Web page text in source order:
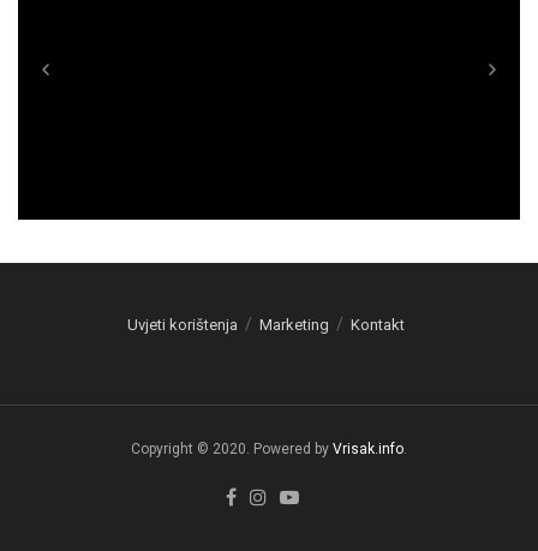
Uvjeti korištenja Marketing Kontakt
Copyright © 2020. Powered by Vrisak.info.